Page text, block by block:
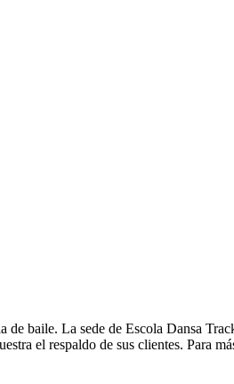
de baile. La sede de Escola Dansa
el respaldo de sus clientes. Para